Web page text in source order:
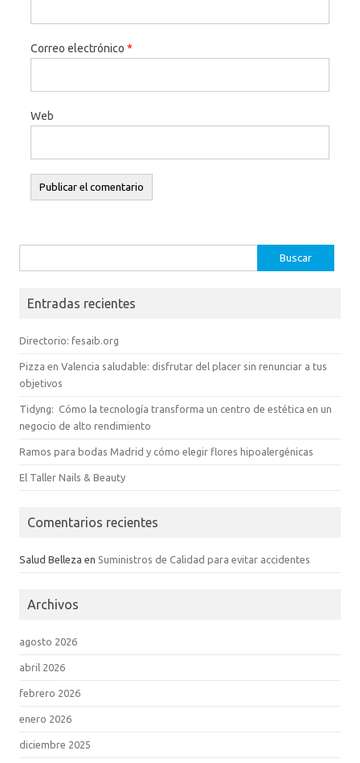
Correo electrónico *
Web
Entradas recientes
Directorio: fesaib.org
Pizza en Valencia saludable: disfrutar del placer sin renunciar a tus
objetivos
Tidyng: Cómo la tecnología transforma un centro de estética en un
negocio de alto rendimiento
Ramos para bodas Madrid y cómo elegir flores hipoalergénicas
El Taller Nails & Beauty
Comentarios recientes
Salud Belleza en Suministros de Calidad para evitar accidentes
Archivos
agosto 2026
abril 2026
febrero 2026
enero 2026
diciembre 2025